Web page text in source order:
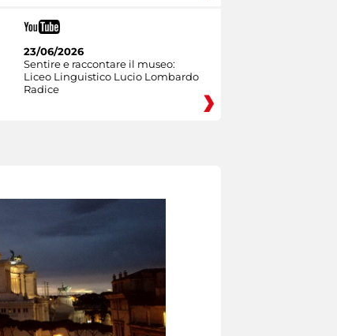
23/06/2026
Sentire e raccontare il museo:
Liceo Linguistico Lucio Lombardo
Radice